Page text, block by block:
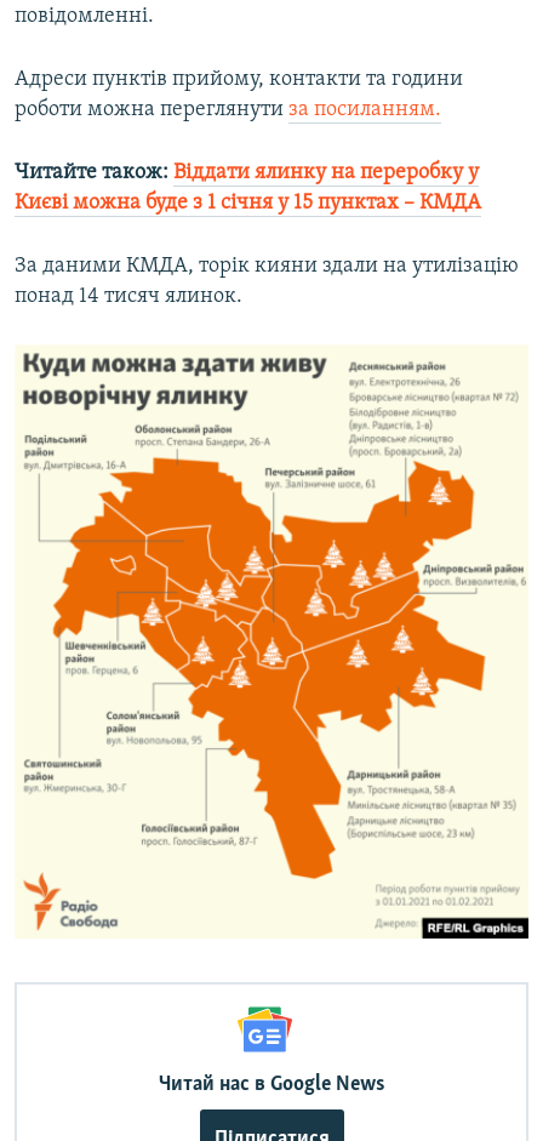
повідомленні.
Адреси пунктів прийому, контакти та години
роботи можна переглянути за посиланням.
Читайте також: Віддати ялинку на переробку у
Києві можна буде з 1 січня у 15 пунктах – КМДА
За даними КМДА, торік кияни здали на утилізацію
понад 14 тисяч ялинок.
Читай нас в Google News